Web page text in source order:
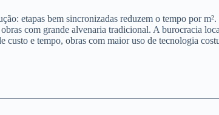
etapas bem sincronizadas reduzem o tempo por
com grande alvenaria tradicional. A burocracia
custo e tempo, obras com maior uso de tecnologia